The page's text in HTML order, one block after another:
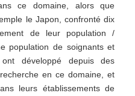
ce domaine, alors que
le Japon, confronté dix
de leur population /
population de soignants et
développé depuis des
en ce domaine, et
leurs établissements de